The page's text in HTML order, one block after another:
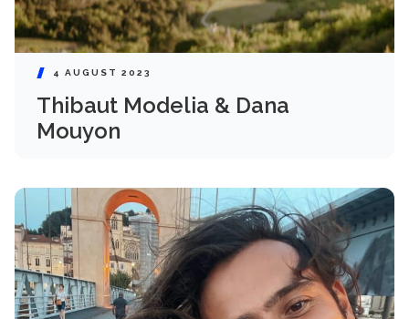
4 AUGUST 2023
Thibaut Modelia & Dana
Mouyon